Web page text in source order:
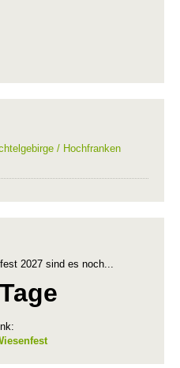
/ Hochfranken
2027 sind es noch...